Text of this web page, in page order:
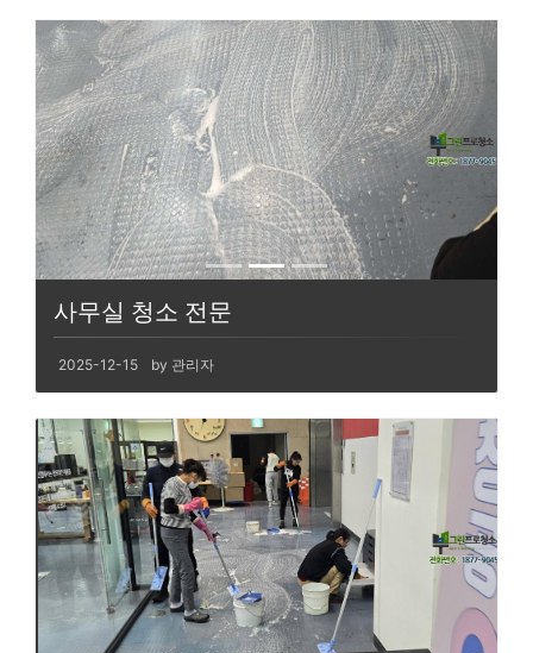
사무실 청소 전문
2025-12-15 by 관리자